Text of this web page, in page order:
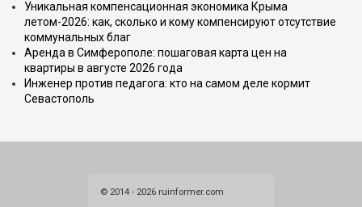
Уникальная компенсационная экономика Крыма
летом-2026: как, сколько и кому компенсируют отсутствие
коммунальных благ
Аренда в Симферополе: пошаговая карта цен на
квартиры в августе 2026 года
Инженер против педагога: кто на самом деле кормит
Севастополь
© 2014 - 2026 ruinformer.com